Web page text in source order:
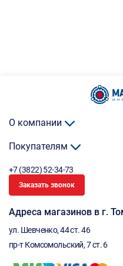
О компании
Покупателям
+7 (3822) 52-34-73
Заказать звонок
Адреса магазинов в г.
ул. Шевченко, 44 ст. 46
пр-т Комсомольский, 7 ст. 6